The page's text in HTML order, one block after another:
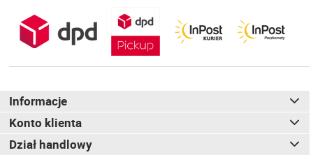
Informacje
Konto klienta
Dział handlowy